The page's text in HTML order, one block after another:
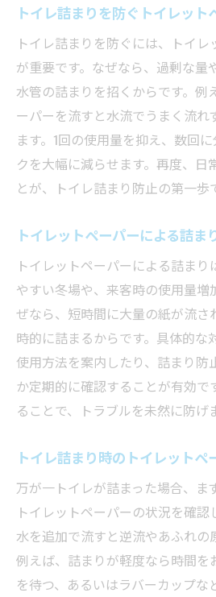
コツ
トイレットペーパー溶
方法
世田谷区でよく使われ
世田谷区のトイレ詰まり事
世田谷区で多いトイレ
トイレットペーパー詰
法
工夫
高額請求トラブルを防
トイレ詰まり修理の実
水洗トイレ構造の理解
効
トイレ詰まりを防ぐトイレット
トイレ詰まりを防ぐには、トイ
が重要です。なぜなら、過剰な量
水管の詰まりを招くからです。例
ーパーを流すと水流でうまく流れ
ます。1回の使用量を抑え、数回
クを大幅に減らせます。再度、日
とが、トイレ詰まり防止の第一歩
トイレットペーパーによる詰ま
トイレットペーパーによる詰まり
やすい冬場や、来客時の使用量増
ぜなら、短時間に大量の紙が流さ
時的に詰まるからです。具体的な
使用方法を案内したり、詰まり防
か定期的に確認することが有効で
ることで、トラブルを未然に防げ
トイレ詰まり時のトイレットペ
万が一トイレが詰まった場合、ま
トイレットペーパーの状況を確認
水を追加で流すと逆流やあふれの
例えば、詰まりが軽度なら時間を
を待つ、あるいはラバーカップな